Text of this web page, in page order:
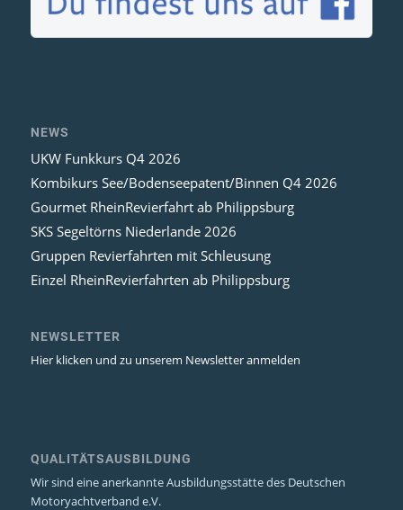
NEWS
UKW Funkkurs Q4 2026
Kombikurs See/Bodenseepatent/Binnen Q4 2026
Gourmet RheinRevierfahrt ab Philippsburg
SKS Segeltörns Niederlande 2026
Gruppen Revierfahrten mit Schleusung
Einzel RheinRevierfahrten ab Philippsburg
NEWSLETTER
Hier klicken und zu unserem Newsletter anmelden
QUALITÄTSAUSBILDUNG
Wir sind eine anerkannte Ausbildungsstätte des Deutschen
Motoryachtverband e.V.